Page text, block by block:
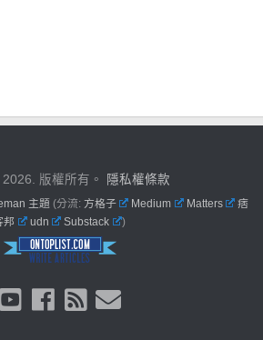
版權所有。 隱私權條款
主題 (分流: 方格子 Medium Matters
痞
邦
udn Substack )